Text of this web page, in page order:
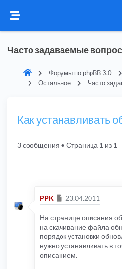
Часто задаваемые
Форумы по phpBB 3.0
Остальное
Часто
Как устанавливать
3 сообщения • Страница 1 из 1
PPK Сообщение
23.04.2011
На странице описания
на скачивание файла
порядок установки
нужно устанавливать в
описанием.